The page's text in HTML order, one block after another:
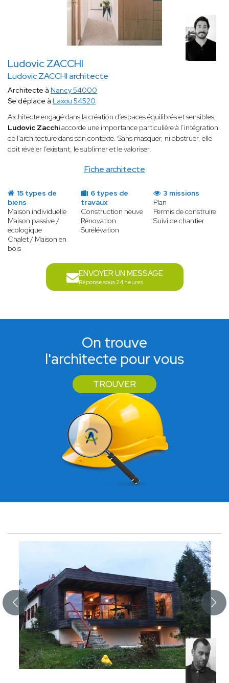
Ludovic ZACCHI
Ludovic ZACCHI architecte
Fiche architecte
Architecte à Nancy 54000
Se déplace à Laxou 54520
Architecte engagé dans la création d’espaces équilibrés et sensibles,
Ludovic Zacchiaccorde une importance particulière à l’intégration
de l’architecture dans son contexte. Sans masquer, ni obstruer, elle
doit révéler l’existant, le sublimer et le valoriser.
15 types de
biens
Maison individuelle
Maison passive /
écologique
Chalet / Maison en
bois
6 types de
travaux
Construction neuve
Rénovation
Surélévation
3 missions
Plan
Permis de construire
Suivi de chantier
ENVOYER UN MESSAGE
Réponse sous 24 heures
On trouve
l'architecte pour vous
TROUVER